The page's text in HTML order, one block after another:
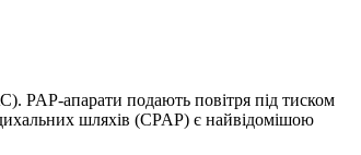
PAP-апарати подають повітря під тиском
шляхів (CPAP) є найвідомішою